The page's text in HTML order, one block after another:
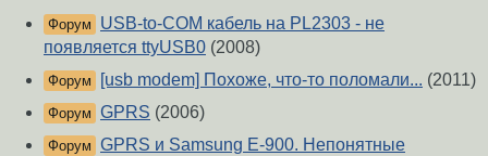
Форум
USB-to-COM кабель на PL2303 - не
появляется ttyUSB0 (2008)
Форум [usb modem] Похоже, что-то поломали... (2011)
Форум GPRS (2006)
Форум GPRS и Samsung E-900. Непонятные